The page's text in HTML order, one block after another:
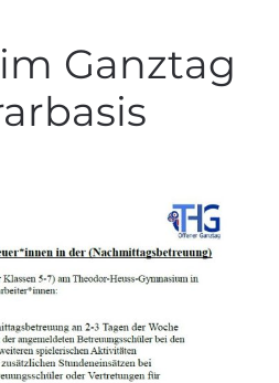
Ganztag